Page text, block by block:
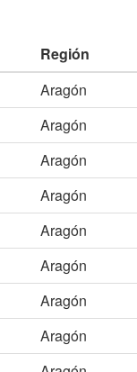
Región
Aragón
Aragón
Aragón
Aragón
Aragón
Aragón
Aragón
Aragón